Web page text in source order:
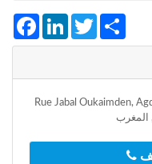
LinkedIn Twitter Share
30 Rue Jabal Oukaimden,